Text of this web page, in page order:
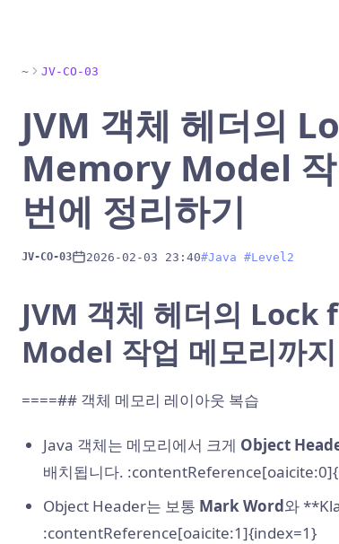
~ JV-CO-03
JVM 객체 헤더의
Memory Model 작
번에 정리하기
JV-CO-03 2026-02-03 23:40#Java #Level2
JVM 객체 헤더의
Model 작업 메모리까
====## 객체 메모리 레이아웃 복습
Java 객체는 메모리에서 크게 Object
배치됩니다.
Object Header는 보통 Mark Word와
:contentReference[oaicite:1]{index=1}